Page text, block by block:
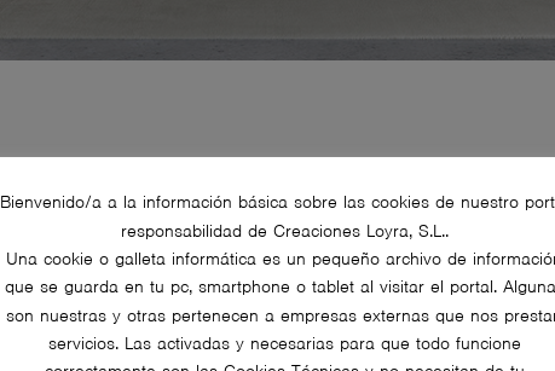
Bienvenido/a a la información básica sobre las cookies de nuestro
responsabilidad de Creaciones Loyra, S.L..
Una cookie o galleta informática es un pequeño archivo de
que se guarda en tu pc, smartphone o tablet al visitar el portal.
son nuestras y otras pertenecen a empresas externas que nos
servicios. Las activadas y necesarias para que todo funcione